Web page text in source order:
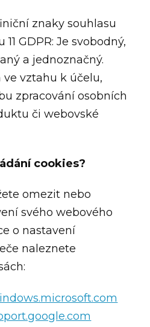
znaky souhlasu
GDPR: Je svobodný,
a jednoznačný.
ve vztahu k účelu,
zpracování osobních
či webovské
cookies?
omezit nebo
svého webového
o nastavení
naleznete